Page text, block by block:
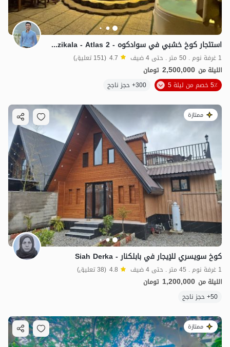
استئجار كوخ خشبي في سوادكوه - Merzikala - Atlas 2
1 غرفة نوم . 50 متر . حتى 4 ضيف 4.7 (151 تعليق)
الليلة من 2,500,000 تومان
5٪ خصم من ليلة 5
300+ حجز ناجح
ممتازة
كوخ سويسري للإيجار في بابلكنار - Siah Derka
1 غرفة نوم . 45 متر . حتى 4 ضيف 4.8 (38 تعليق)
الليلة من 1,200,000 تومان
50+ حجز ناجح
ممتازة